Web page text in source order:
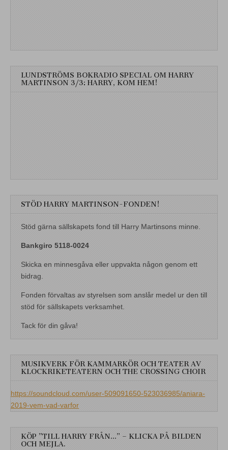
LUNDSTRÖMS BOKRADIO SPECIAL OM HARRY
MARTINSON 3/3: HARRY, KOM HEM!
STÖD HARRY MARTINSON-FONDEN!
Stöd gärna sällskapets fond till Harry Martinsons minne.
Bankgiro 5118-0024
Skicka en minnesgåva eller uppvakta någon genom ett
bidrag.
Fonden förvaltas av styrelsen som anslår medel ur den till
stöd för sällskapets verksamhet.
Tack för din gåva!
MUSIKVERK FÖR KAMMARKÖR OCH TEATER AV
KLOCKRIKETEATERN OCH THE CROSSING CHOIR
https://soundcloud.com/user-509091650-523036985/aniara-
2019-vem-vad-varfor
KÖP ”TILL HARRY FRÅN…” – KLICKA PÅ BILDEN
OCH MEJLA.